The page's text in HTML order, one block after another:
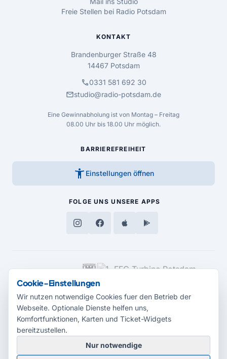
Freie Stellen bei Radio Potsdam
KONTAKT
Brandenburger Straße 48
14467 Potsdam
call0331 581 692 30
mailstudio@radio-potsdam.de
Eine Gewinnabholung ist von Montag – Freitag
08.00 Uhr bis 18.00 Uhr möglich.
BARRIEREFREIHEIT
accessibility_new Einstellungen öffnen
FOLGE UNS UNSERE APPS
MEDIENPARTNER
© 2026 Radio Potsdam. Webseite entwickelt durch dieMedienagentur
Cookie-Einstellungen
Wir nutzen notwendige Cookies fuer den Betrieb der
Webseite. Optionale Dienste helfen uns,
Komfortfunktionen, Karten und Ticket-Widgets
bereitzustellen.
Nur notwendige